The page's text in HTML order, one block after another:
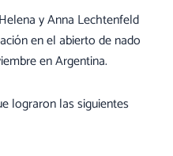
y Anna Lechtenfeld
en el abierto de nado
en Argentina.
lograron las siguientes